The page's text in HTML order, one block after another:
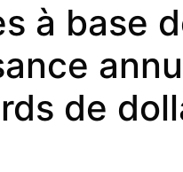
à base
de